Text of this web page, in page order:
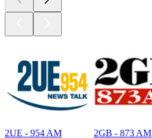
2UE - 954 AM
2GB - 873 AM